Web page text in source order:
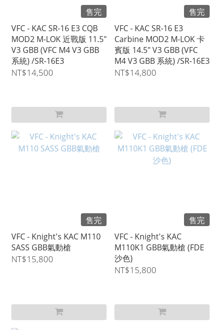
售完
VFC - KAC SR-16 E3 CQB
MOD2 M-LOK 近戰版 11.5"
V3 GBB (VFC M4 V3 GBB
系統) /SR-16E3
NT$14,500
售完
VFC - KAC SR-16 E3
Carbine MOD2 M-LOK 卡
賓版 14.5" V3 GBB (VFC
M4 V3 GBB 系統) /SR-16E3
NT$14,800
售完
VFC - Knight's KAC M110
SASS GBB氣動槍
NT$15,800
售完
VFC - Knight's KAC
M110K1 GBB氣動槍 (FDE
沙色)
NT$15,800